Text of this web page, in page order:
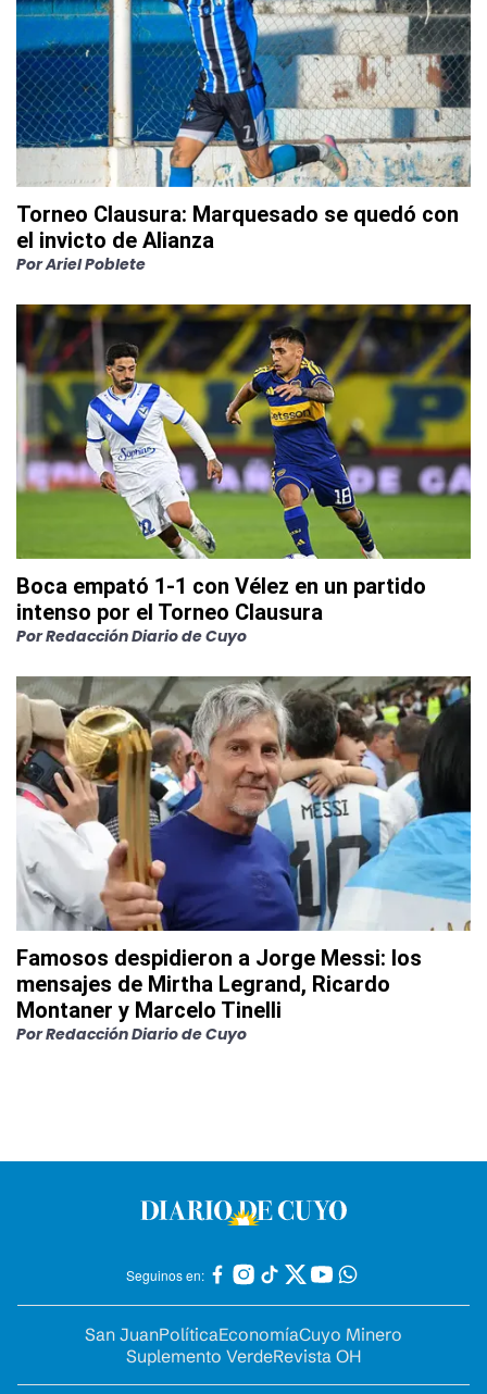
Torneo Clausura: Marquesado se quedó con
el invicto de Alianza
PorAriel Poblete
Boca empató 1-1 con Vélez en un partido
intenso por el Torneo Clausura
PorRedacción Diario de Cuyo
Famosos despidieron a Jorge Messi: los
mensajes de Mirtha Legrand, Ricardo
Montaner y Marcelo Tinelli
PorRedacción Diario de Cuyo
Seguinos en:
San JuanPolíticaEconomíaCuyo Minero
Suplemento VerdeRevista OH